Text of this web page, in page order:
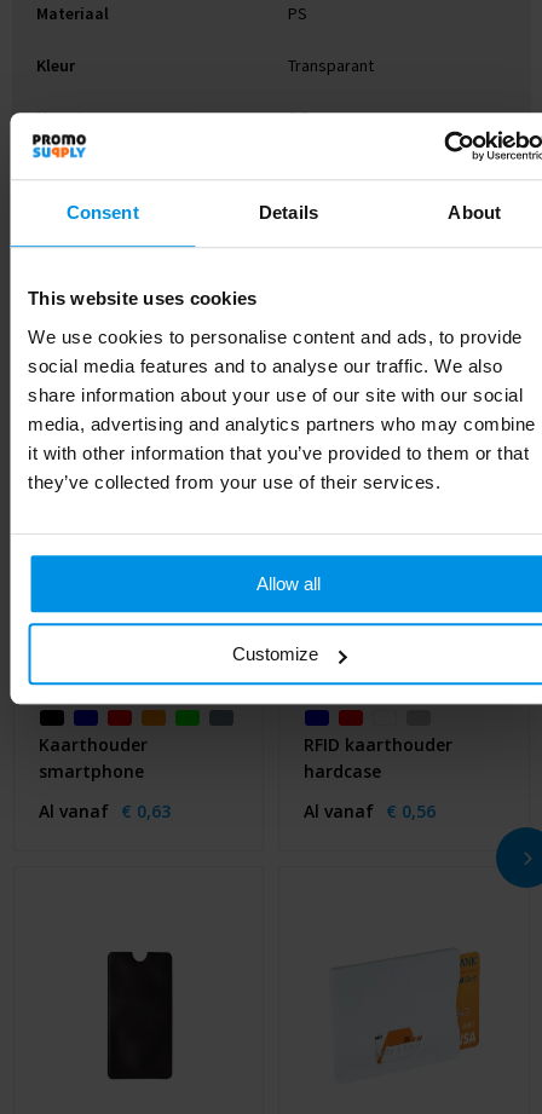
Consent Details About
This website uses cookies
We use cookies to personalise content and ads, to provide
social media features and to analyse our traffic. We also
share information about your use of our site with our social
media, advertising and analytics partners who may combine
it with other information that you’ve provided to them or that
they’ve collected from your use of their services.
Allow all
Customize
Materiaal PS
Kleur Transparant
Hoogte 0.5 cm
Lengte 7 cm
Gerelateerde producten
Kaarthouder
smartphone
Al vanaf € 0,63
RFID kaarthouder
hardcase
Al vanaf € 0,56